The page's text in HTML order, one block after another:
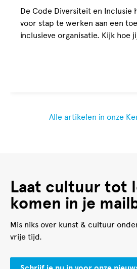
De Code Diversiteit en Inclusie
voor stap te werken aan een
inclusieve organisatie. Kijk hoe
Alle artikelen in onze
Laat cultuur tot
komen in je
Mis niks over kunst & cultuur
vrije tijd.